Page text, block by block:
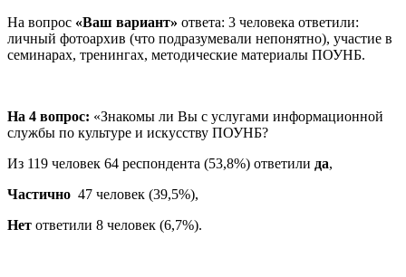
На вопрос «Ваш вариант» ответа: 3 человека ответили:
личный фотоархив (что подразумевали непонятно), участие в
семинарах, тренингах, методические материалы ПОУНБ.
На 4 вопрос: «Знакомы ли Вы с услугами информационной
службы по культуре и искусству ПОУНБ?
Из 119 человек 64 респондента (53,8%) ответили да,
Частично 47 человек (39,5%),
Нет ответили 8 человек (6,7%).